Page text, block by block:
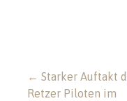
← Starker Auftakt
Retzer Piloten im